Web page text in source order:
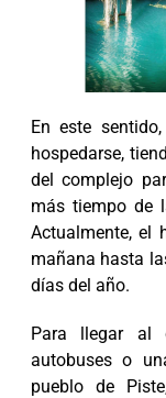
En este
hospedarse,
del complejo
más tiempo de
Actualmente, el
mañana hasta
días del año.
Para llegar al
autobuses o
pueblo de